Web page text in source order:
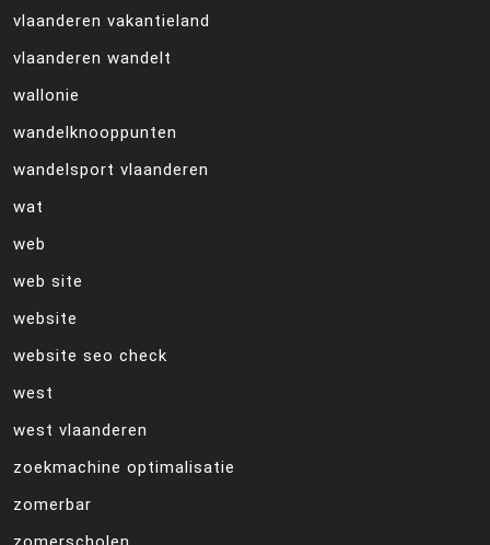
vlaanderen vakantieland
vlaanderen wandelt
wallonie
wandelknooppunten
wandelsport vlaanderen
wat
web
web site
website
website seo check
west
west vlaanderen
zoekmachine optimalisatie
zomerbar